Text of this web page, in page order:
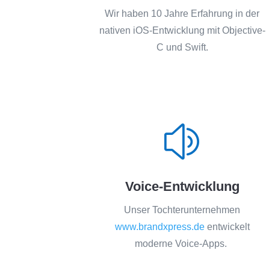
Wir haben 10 Jahre Erfahrung in der
nativen iOS-Entwicklung mit Objective-
C und Swift.
z
Voice-Entwicklung
Unser Tochterunternehmen
www.brandxpress.deentwickelt
moderne Voice-Apps.